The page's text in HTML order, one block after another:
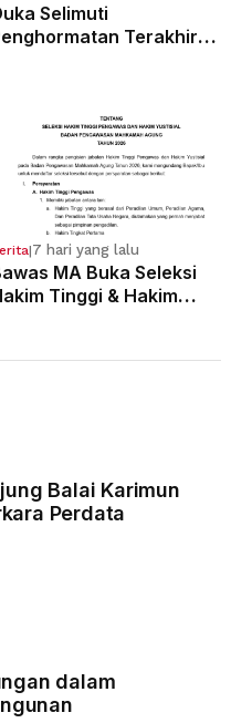
Selimuti
Terakhir
|7 hari yang lalu
MA Buka Seleksi
Tinggi & Hakim
Balai Karimun
Perdata
dalam